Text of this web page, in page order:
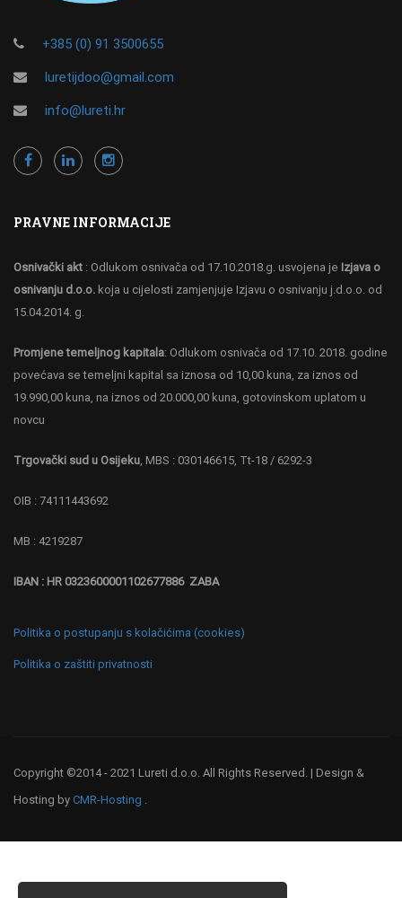
+385 (0) 91 3500655
luretijdoo@gmail.com
info@lureti.hr
PRAVNE INFORMACIJE
Osnivački akt : Odlukom osnivača od 17.10.2018.g. usvojena je Izjava o
osnivanju d.o.o. koja u cijelosti zamjenjuje Izjavu o osnivanju j.d.o.o. od
15.04.2014. g.
Promjene temeljnog kapitala: Odlukom osnivača od 17.10. 2018. godine
povećava se temeljni kapital sa iznosa od 10,00 kuna, za iznos od
19.990,00 kuna, na iznos od 20.000,00 kuna, gotovinskom uplatom u
novcu
Trgovački sud u Osijeku , MBS : 030146615, Tt-18 / 6292-3
OIB : 74111443692
MB : 4219287
IBAN : HR 0323600001102677886 ZABA
Politika o postupanju s kolačićima (cookies)
Politika o zaštiti privatnosti
Copyright ©2014 - 2021 Lureti d.o.o. All Rights Reserved. | Design &
Hosting by CMR-Hosting